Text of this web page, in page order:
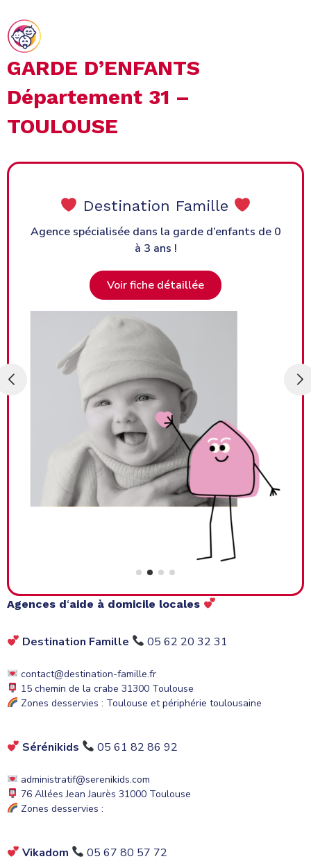
GARDE D’ENFANTS
Département 31 –
TOULOUSE
Destination Famille
Paje Complément Mode de garde pour les
enfants de 0 à 6 ans.
Voir fiche détaillée
Agences d‘aide à domicile locales
Destination Famille 05 62 20 32 31
contact@destination-famille.fr
15 chemin de la crabe 31300 Toulouse
Zones desservies : Toulouse et périphérie toulousaine
Sérénikids 05 61 82 86 92
administratif@serenikids.com
76 Allées Jean Jaurès 31000 Toulouse
Zones desservies :
Vikadom 05 67 80 57 72